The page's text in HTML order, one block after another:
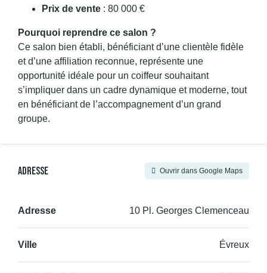
Prix de vente : 80 000 €
Pourquoi reprendre ce salon ?
Ce salon bien établi, bénéficiant d’une clientèle fidèle
et d’une affiliation reconnue, représente une
opportunité idéale pour un coiffeur souhaitant
s’impliquer dans un cadre dynamique et moderne, tout
en bénéficiant de l’accompagnement d’un grand
groupe.
Adresse Ouvrir dans Google Maps
Adresse 10 Pl. Georges Clemenceau
Ville Évreux